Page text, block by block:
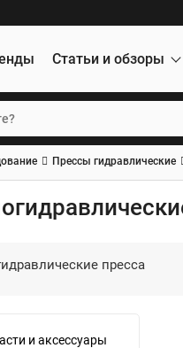
Статьи и обзоры
Прессы гидравлические
пресса
и аксессуары